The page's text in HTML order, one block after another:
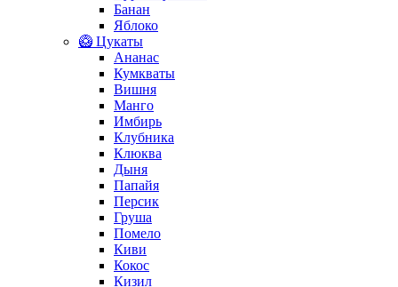
Банан
Яблоко
🥝 Цукаты
Ананас
Кумкваты
Вишня
Манго
Имбирь
Клубника
Клюква
Дыня
Папайя
Персик
Груша
Помело
Киви
Кокос
Кизил